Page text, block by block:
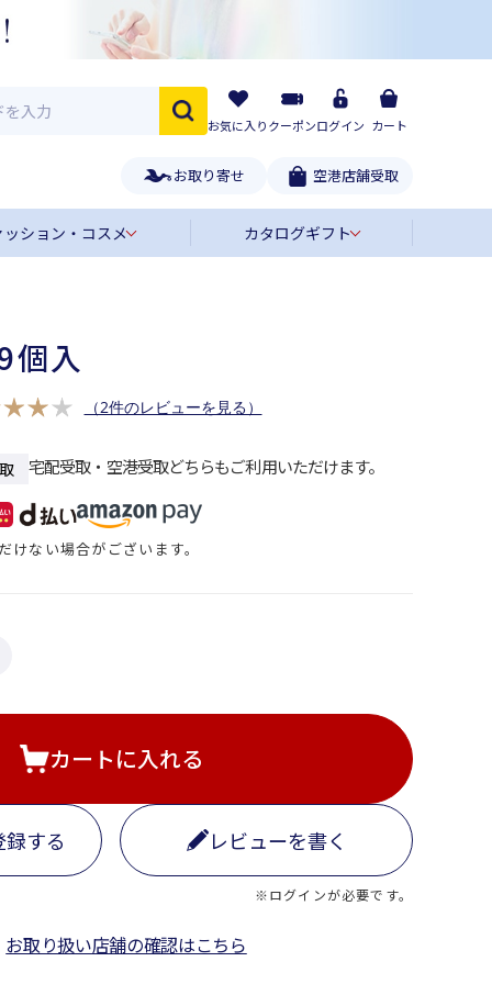
お気に入りクーポンログイン カート
お取り寄せ 空港店舗受取
ッション・コスメ カタログギフト
入
（2件のレビューを見る）
宅配受取・空港受取どちらもご利用いただけます。
ない場合がございます。
カートに入れる
する レビューを書く
※ログインが必要です。
お取り扱い店舗の確認はこちら